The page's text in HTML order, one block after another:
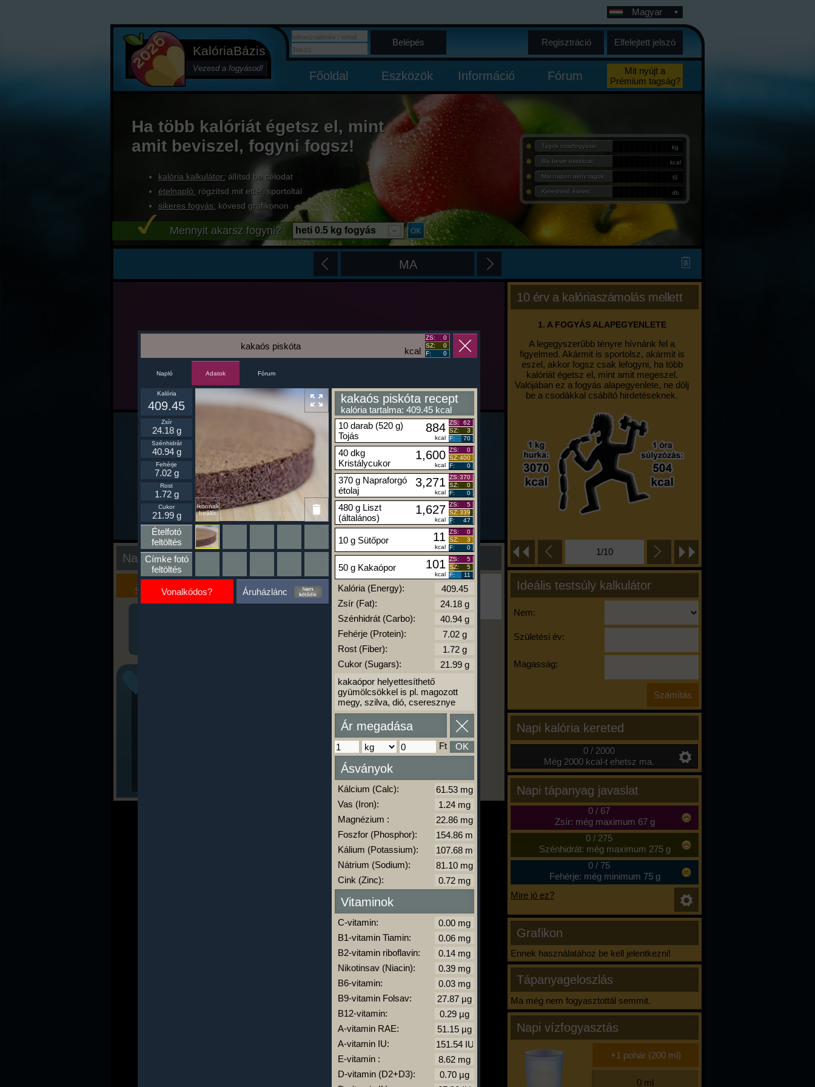
KalóriaBázis
Vezesd a fogyásod!
Magyar
Belépés Regisztráció Elfelejtett jelszó
Főoldal Eszközök Információ Fórum
Mit nyújt a
Prémium tagság?
Ha több kalóriát égetsz el, mint
amit beviszel, fogyni fogsz!
kalória kalkulátor: állítsd be célodat
ételnapló: rögzítsd mit ettél, sportoltál
sikeres fogyás: kövesd grafikonon
Tagok összfogyása: kg
Ma bevitt összkcal: kcal
Mai napon aktív tagok: fő
Kereshető ételek: db
Mennyit akarsz fogyni? heti 0.5 kg fogyás
MA
10 érv a kalóriaszámolás mellett
1. A FOGYÁS ALAPEGYENLETE
A legegyszerűbb tényre hívnánk fel a
figyelmed. Akármit is sportolsz, akármit is
eszel, akkor fogsz csak lefogyni, ha több
kalóriát égetsz el, mint amit megeszel.
Valójában ez a fogyás alapegyenlete, ne dőlj
be a csodákkal csábító hirdetéseknek.
1/10
Ideális testsúly kalkulátor
Nem:
Születési év:
Magasság:
Napi kalória kereted
0 / 2000
Még 2000 kcal-t ehetsz ma.
Napi tápanyag javaslat
0/ 67
Zsír: még maximum 67 g
0/ 275
Szénhidrát: még maximum 275 g
0/ 75
Fehérje: még minimum 75 g
Mire jó ez?
Grafikon
Ennek használatához be kell jelentkezni!
Tápanyageloszlás
Ma még nem fogyasztottál semmit.
Napi vízfogyasztás
Nap kiértékelése
Kalória
Szimulátor
Szöveges
Értékelés
Ha ma már nem eszel/sportolsz többet,
kattints a kiértékelésre!
A Kalória Szimulátor Prémium funkció.
kalóriabázis.hu
kcal
kakaós piskóta
ZS:
0
SZ:
0
F:
0
Napló Adatok Fórum
Ikonnak
beállít
Kalória
409.45
Zsír
24.18 g
Szénhidrát
40.94 g
Fehérje
7.02 g
Rost
1.72 g
Cukor
21.99 g
Ételfotó
feltöltés
Címke fotó
feltöltés
Vonalkódos? Áruházlánc
kakaós piskóta recept
kalória tartalma: 409.45 kcal
10 darab (520 g)
Tojás
884
kcal
ZS:
62
SZ:
3
F:
70
40 dkg
Kristálycukor
1,600
kcal
ZS:
0
SZ:400
F:
0
370 g Napraforgó
étolaj
3,271
kcal
ZS:370
SZ:
0
F:
0
480 g Liszt
(általános)
1,627
kcal
ZS:
5
SZ:339
F:
47
10 g Sütőpor 11
kcal
ZS:
0
SZ:
3
F:
0
50 g Kakaópor 101
kcal
ZS:
5
SZ:
5
F:
11
Kalória (Energy):
Zsír (Fat):
Szénhidrát (Carbo):
Fehérje (Protein):
Rost (Fiber):
Cukor (Sugars):
kakaópor helyettesíthető
gyümölcsökkel is pl. magozott
megy, szilva, dió, cseresznye
Ár megadása
Ft OK
Ásványok
Kálcium (Calc):
Vas (Iron):
Magnézium :
Foszfor (Phosphor):
Kálium (Potassium):
Nátrium (Sodium):
Cink (Zinc):
Vitaminok
C-vitamin:
B1-vitamin Tiamin:
B2-vitamin riboflavin:
Nikotinsav (Niacin):
B6-vitamin:
B9-vitamin Folsav:
B12-vitamin:
A-vitamin RAE:
A-vitamin IU:
E-vitamin :
D-vitamin (D2+D3):